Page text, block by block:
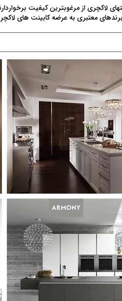
لاکچری از مرغوبترین کیفیت
معتبری به عرضه کابینت های
شرکت بام و افق پارس نمایندگی انحصاری Valcucine
ایتالیا در ایرانشرکت وَلکوچین از سال 1980 تاکنون همواره
بوده و پیشرو در به
درهای کابی...
مشــــــاهده
A world of
inspiration awaits
Studio. Open
architectural and